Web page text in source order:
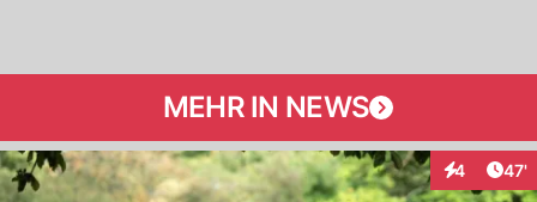
MEHR IN NEWS
4 47'